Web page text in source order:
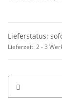
Lieferstatus:
Lieferzeit:2 - 3